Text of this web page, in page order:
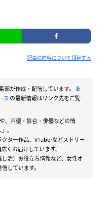
記事の内容について報告する
部が作成・配信しています。 あ
ス の最新情報はリンク先をご覧
、声優・舞台・俳優などの情
。
ター作品、VTuberなどストリー
くお届けしています。
活）お役立ち情報など、女性オ
しています。